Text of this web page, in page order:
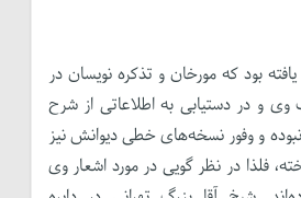
بود که مورخان و تذکره نویسان در
و در دستیابی به اطلاعاتی از شرح
و وفور نسخه‌های خطی دیوانش نیز
فلذا در نظر گویی در مورد اشعار وی